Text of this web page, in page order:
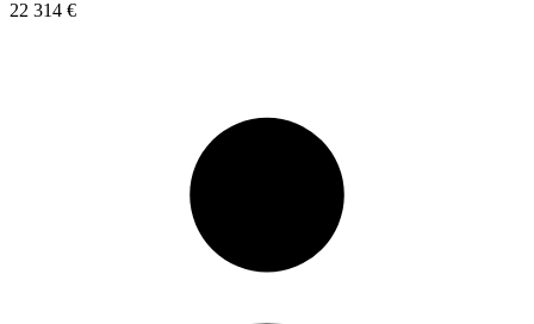
22 314 €